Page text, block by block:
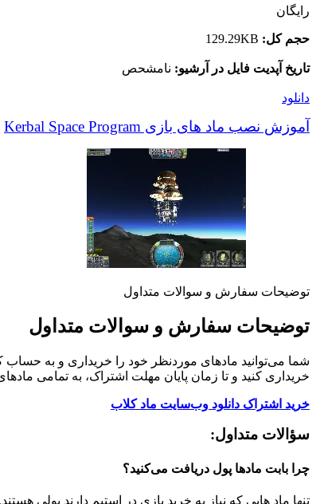
رایگان
حجم کل: 129.29KB
تاریخ آپدیت فایل در آرشیو: نامشحص
دانلود
آموزش نصب ماد های بازی Kerbal Space Program
توضیحات سفارش و سوالات متداول
توضیحات سفارش و سوالات متداول
شما می‌توانید مادهای موردنظر خود را خریداری و به حساب
خریداری کنید و تا زمان پایان مهلت اشتراک، به تمامی
خرید اشتراک دانلود وب‌سایت ماد کلاب
سؤالات متداول:
چرا بابت مادها پول دریافت می‌کنید؟
تنها ماد هایی که نیاز به خرید بازی در استیم دارند پولی